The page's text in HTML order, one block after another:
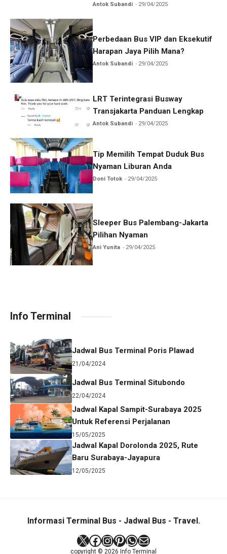
Antok Subandi 29/04/2025
Perbedaan Bus VIP dan Eksekutif
Harapan Jaya Pilih Mana?
Antok Subandi 29/04/2025
LRT Terintegrasi Busway
Transjakarta Panduan Lengkap
Antok Subandi 29/04/2025
Tip Memilih Tempat Duduk Bus
Nyaman Liburan Anda
Doni Totok 29/04/2025
Sleeper Bus Palembang-Jakarta
Pilihan Nyaman
Ani Yunita 29/04/2025
Info Terminal
Jadwal Bus Terminal Poris Plawad
21/04/2024
Jadwal Bus Terminal Situbondo
22/04/2024
Jadwal Kapal Sampit-Surabaya 2025
Untuk Referensi Perjalanan
15/05/2025
Jadwal Kapal Dorolonda 2025, Rute
Baru Surabaya-Jayapura
12/05/2025
Informasi Terminal Bus - Jadwal Bus - Travel.
X Facebook
Instagram
Pinterest
WhatsApp
Mail
copyright © 2026 Info Terminal